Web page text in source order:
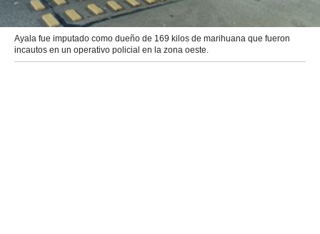
Ayala fue imputado como dueño de 169 kilos de marihuana que fueron
incautos en un operativo policial en la zona oeste.